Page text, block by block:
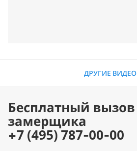
ДРУГИЕ ВИДЕО
Бесплатный вызов
замерщика
+7 (495) 787-00-00